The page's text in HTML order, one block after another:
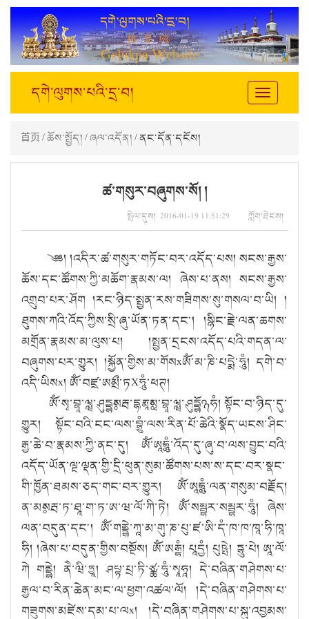
Toggle
navigation
དགེ་ལུགས་པའི་དྲ་བ།
首页/ཆོས་སྤྱོད།/ཞལ་འདོན།/ ནང་དོན་དངོས།
ཚ་གསུར་བཞུགས་སོ། །
སྤེལ་དུས། 2016-01-19 11:51:29 ཀློག་ཐེངས།
༄༅། །འདིར་ཚ་གསུར་གཏོང་བར་འདོད་པས། སངས་རྒྱས་
ཆོས་དང་ཚོགས་ཀྱི་མཆོག་རྣམས་ལ། ཞེས་པ་ནས། སངས་རྒྱས་
འགྲུབ་པར་ཤོག །རང་ཉིད་སྤྱན་རས་གཟིགས་སུ་གསལ་བ་ཡི། །
ཐུགས་ཀའི་འོད་ཀྱིས་སྲི་ཞུ་ཡོན་ཏན་དང༌། །སྙིང་རྗེ་ལན་ཆགས་
མགྲོན་རྣམས་མ་ལུས་པ། །སྤྱན་དྲངས་འདོད་པའི་གདན་ལ་
བཞུགས་པར་གྱུར། །སྐྱོན་གྱིས་མ་གོསxཨོཾ་མ་ཎི་པདྨེ་ཧཱུཾ། དགེ་བ་
འདི་ཡིསx། ཨོཾ་བཛྲ་ཨམྲྀ་ཏXཧཱུཾ་ཕཊ།
ཨོཾ་སྭ་བྷཱ་ཝྺ་ཤུདྡྷཿསརྦ་དྷརྨཱཿསྭ་བྷཱ་ཝྺ་ཤུདྡྷོ྅ཧཾ། སྟོང་བ་ཉིད་དུ་
གྱུར། སྟོང་བའི་ངང་ལས་བྷྲུཾ་ལས་རིན་པོ་ཆེའི་སྣོད་ཡངས་ཤིང་
རྒྱ་ཆེ་བ་རྣམས་ཀྱི་ནང་དུ། ཨོཾ་ཨཱཿཧཱུཾ་འོད་དུ་ཞུ་བ་ལས་བྱུང་བའི་
འདོད་ཡོན་ལྔ་ལྡན་གྱི་དྲི་ཕུན་སུམ་ཚོགས་པས་ས་དང་བར་སྣང་
གི་ཁྱོན་ཐམས་ཅད་གང་བར་གྱུར། ཨོཾ་ཨཱཿཧཱུཾ་ལན་གསུམ་བརྗོད།
ན་མཿསརྦ་ཏ་ཐཱ་ག་ཏ་ཨ་ཝ་ལོ་ཀི་ཏེ། ཨོཾ་སམྦྷར་སམྦྷར་ཧཱུཾ། ཞེས་
ལན་བདུན་དང༌། ཨོཾ་གནྡྷེ་ཀཱ་མ་གུ་ཎ་པུ་ཛ་ཨི་དཾ་ཁ་ཁ་ཁཱ་ཧི་ཁཱ་
ཧི། །ཞེས་པ་བདུན་གྱིས་བསྔོས། ཨོཾ་ཨརྒྷཾ། པཱདྱཾ། པུཥྤེ། དྷཱུ་པེ། ཨཱ་ལོ་
ཀེ གནྡྷེ། ནཻ་ཝི་ཏྱཱ། ཤཔྟ་པྲ་ཏི་ཙྪ་ཧཱུཾ་སྭཱཧཱ། དེ་བཞིན་གཤེགས་པ་
རྒྱལ་བ་རིན་ཆེན་མང་ལ་ཕྱག་འཚལ་ལོ། །དེ་བཞིན་གཤེགས་པ་
གཟུགས་མཛེས་དམ་པ་ལx། །དེ་བཞིན་གཤེགས་པ་སྐུ་འབྱམས་